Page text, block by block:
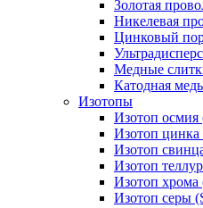
Золотая
Никелевая
Цинковый
Медные
Катодная медь
Изотопы
Изотоп осмия
Изотоп цинка
Изотоп
Изотоп
Изотоп хрома
Изотоп серы